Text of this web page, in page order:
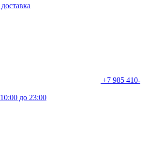
+7 985 410-
до 23:00